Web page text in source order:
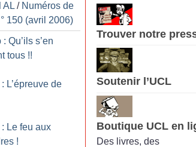
AL / Numéros de
150 (avril 2006)
: Qu’ils s’en
tous !!
L’épreuve de
Le feu aux
!
Trouver notre
Soutenir l’UCL
Boutique UCL en
Des livres, des